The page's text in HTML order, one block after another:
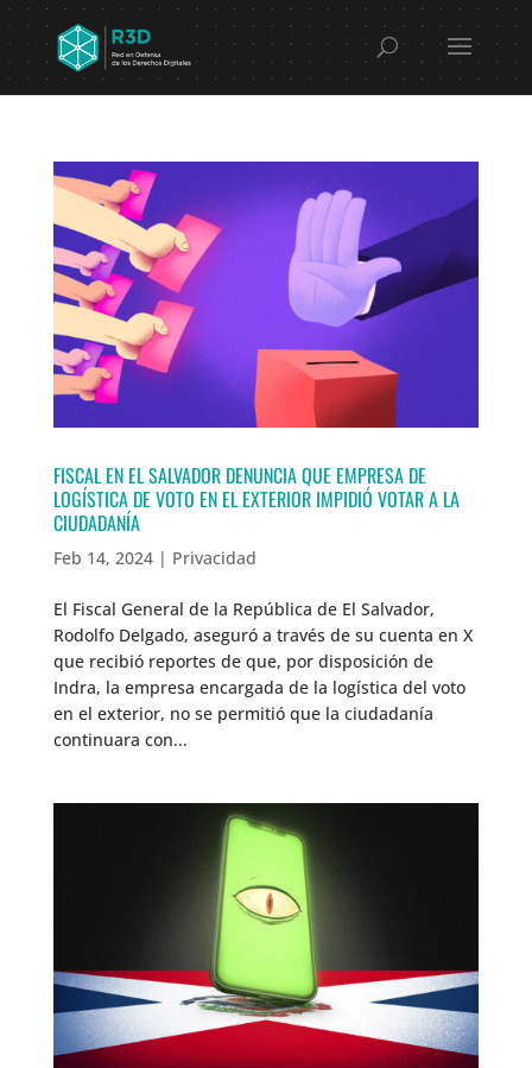
FISCAL EN EL SALVADOR DENUNCIA QUE EMPRESA DE
LOGÍSTICA DE VOTO EN EL EXTERIOR IMPIDIÓ VOTAR A LA
CIUDADANÍA
Feb 14, 2024| Privacidad
El Fiscal General de la República de El Salvador,
Rodolfo Delgado, aseguró a través de su cuenta en X
que recibió reportes de que, por disposición de
Indra, la empresa encargada de la logística del voto
en el exterior, no se permitió que la ciudadanía
continuara con...